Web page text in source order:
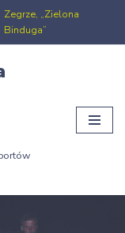
Zegrze, „Zielona
Binduga”